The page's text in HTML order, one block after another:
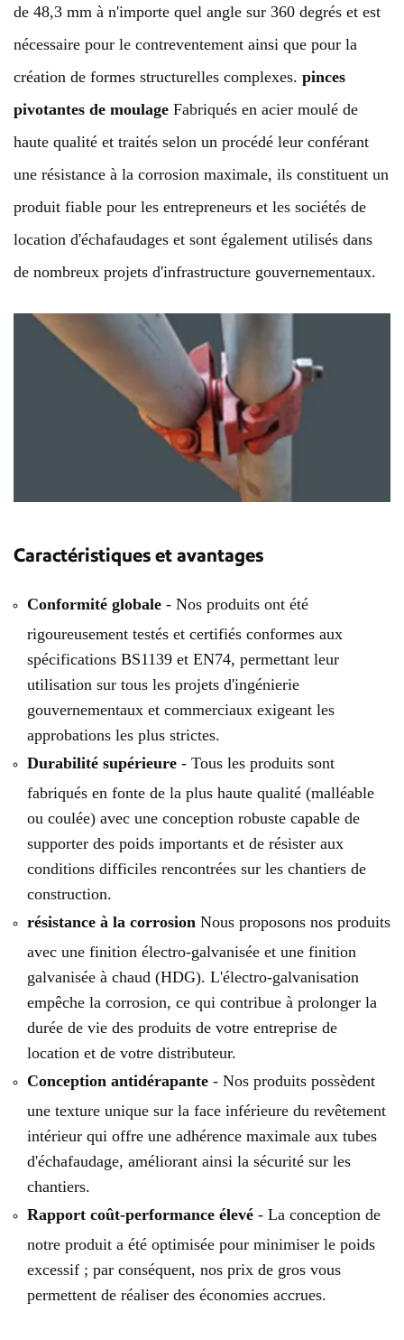
de 48,3 mm à n'importe quel angle sur 360 degrés et est
nécessaire pour le contreventement ainsi que pour la
création de formes structurelles complexes. pinces
pivotantes de moulage Fabriqués en acier moulé de
haute qualité et traités selon un procédé leur conférant
une résistance à la corrosion maximale, ils constituent un
produit fiable pour les entrepreneurs et les sociétés de
location d'échafaudages et sont également utilisés dans
de nombreux projets d'infrastructure gouvernementaux.
Caractéristiques et avantages
Conformité globale - Nos produits ont été
rigoureusement testés et certifiés conformes aux
spécifications BS1139 et EN74, permettant leur
utilisation sur tous les projets d'ingénierie
gouvernementaux et commerciaux exigeant les
approbations les plus strictes.
Durabilité supérieure - Tous les produits sont
fabriqués en fonte de la plus haute qualité (malléable
ou coulée) avec une conception robuste capable de
supporter des poids importants et de résister aux
conditions difficiles rencontrées sur les chantiers de
construction.
résistance à la corrosion Nous proposons nos produits
avec une finition électro-galvanisée et une finition
galvanisée à chaud (HDG). L'électro-galvanisation
empêche la corrosion, ce qui contribue à prolonger la
durée de vie des produits de votre entreprise de
location et de votre distributeur.
Conception antidérapante - Nos produits possèdent
une texture unique sur la face inférieure du revêtement
intérieur qui offre une adhérence maximale aux tubes
d'échafaudage, améliorant ainsi la sécurité sur les
chantiers.
Rapport coût-performance élevé - La conception de
notre produit a été optimisée pour minimiser le poids
excessif ; par conséquent, nos prix de gros vous
permettent de réaliser des économies accrues.